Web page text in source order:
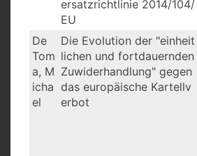
ersatzrichtlinie 2014/104/
EU
De
Tom
a, M
icha
el
Die Evolution der "einheit
lichen und fortdauernden
Zuwiderhandlung" gegen
das europäische Kartellv
erbot